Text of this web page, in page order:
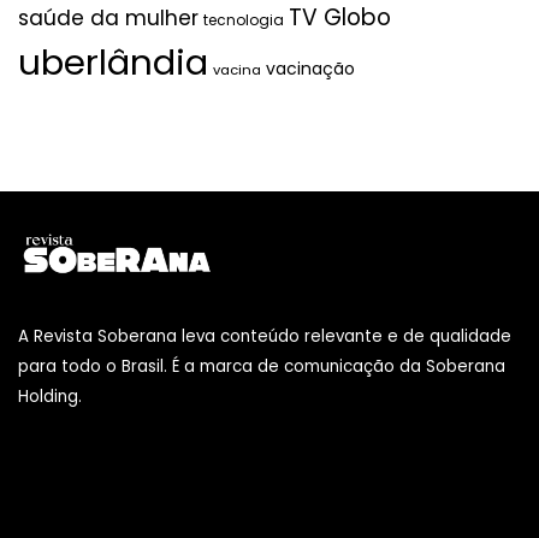
saúde da mulher tecnologia TV Globo
uberlândia vacina vacinação
A Revista Soberana leva conteúdo relevante e de qualidade
para todo o Brasil. É a marca de comunicação da Soberana
Holding.